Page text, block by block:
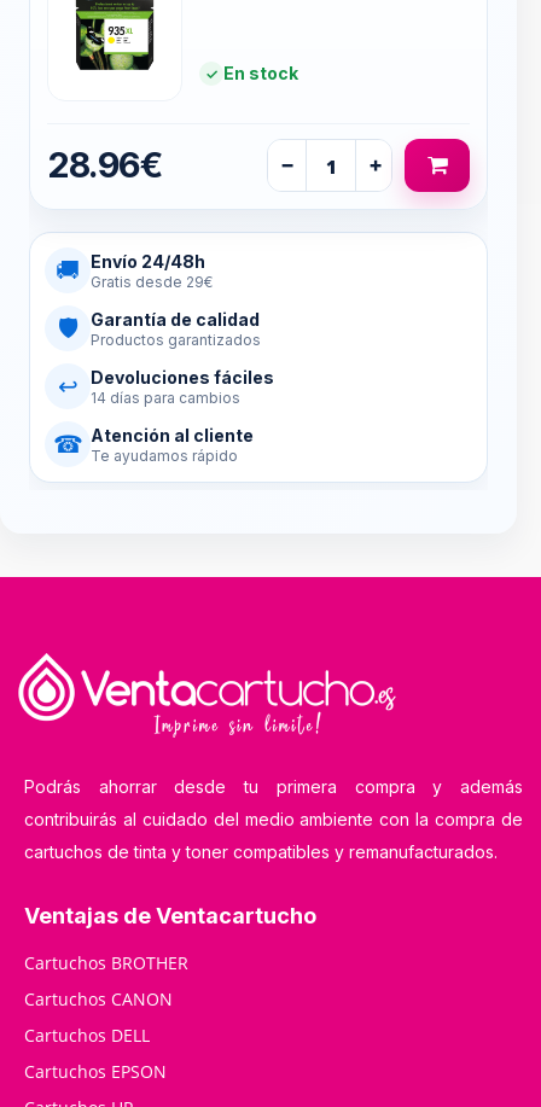
En stock
28.96€ − +
🚚 Envío 24/48h
Gratis desde 29€
🛡 Garantía de calidad
Productos garantizados
↩ Devoluciones fáciles
14 días para cambios
☎ Atención al cliente
Te ayudamos rápido
Podrás ahorrar desde tu primera compra y además
contribuirás al cuidado del medio ambiente con la compra de
cartuchos de tinta y toner compatibles y remanufacturados.
Ventajas de Ventacartucho
Cartuchos BROTHER
Cartuchos CANON
Cartuchos DELL
Cartuchos EPSON